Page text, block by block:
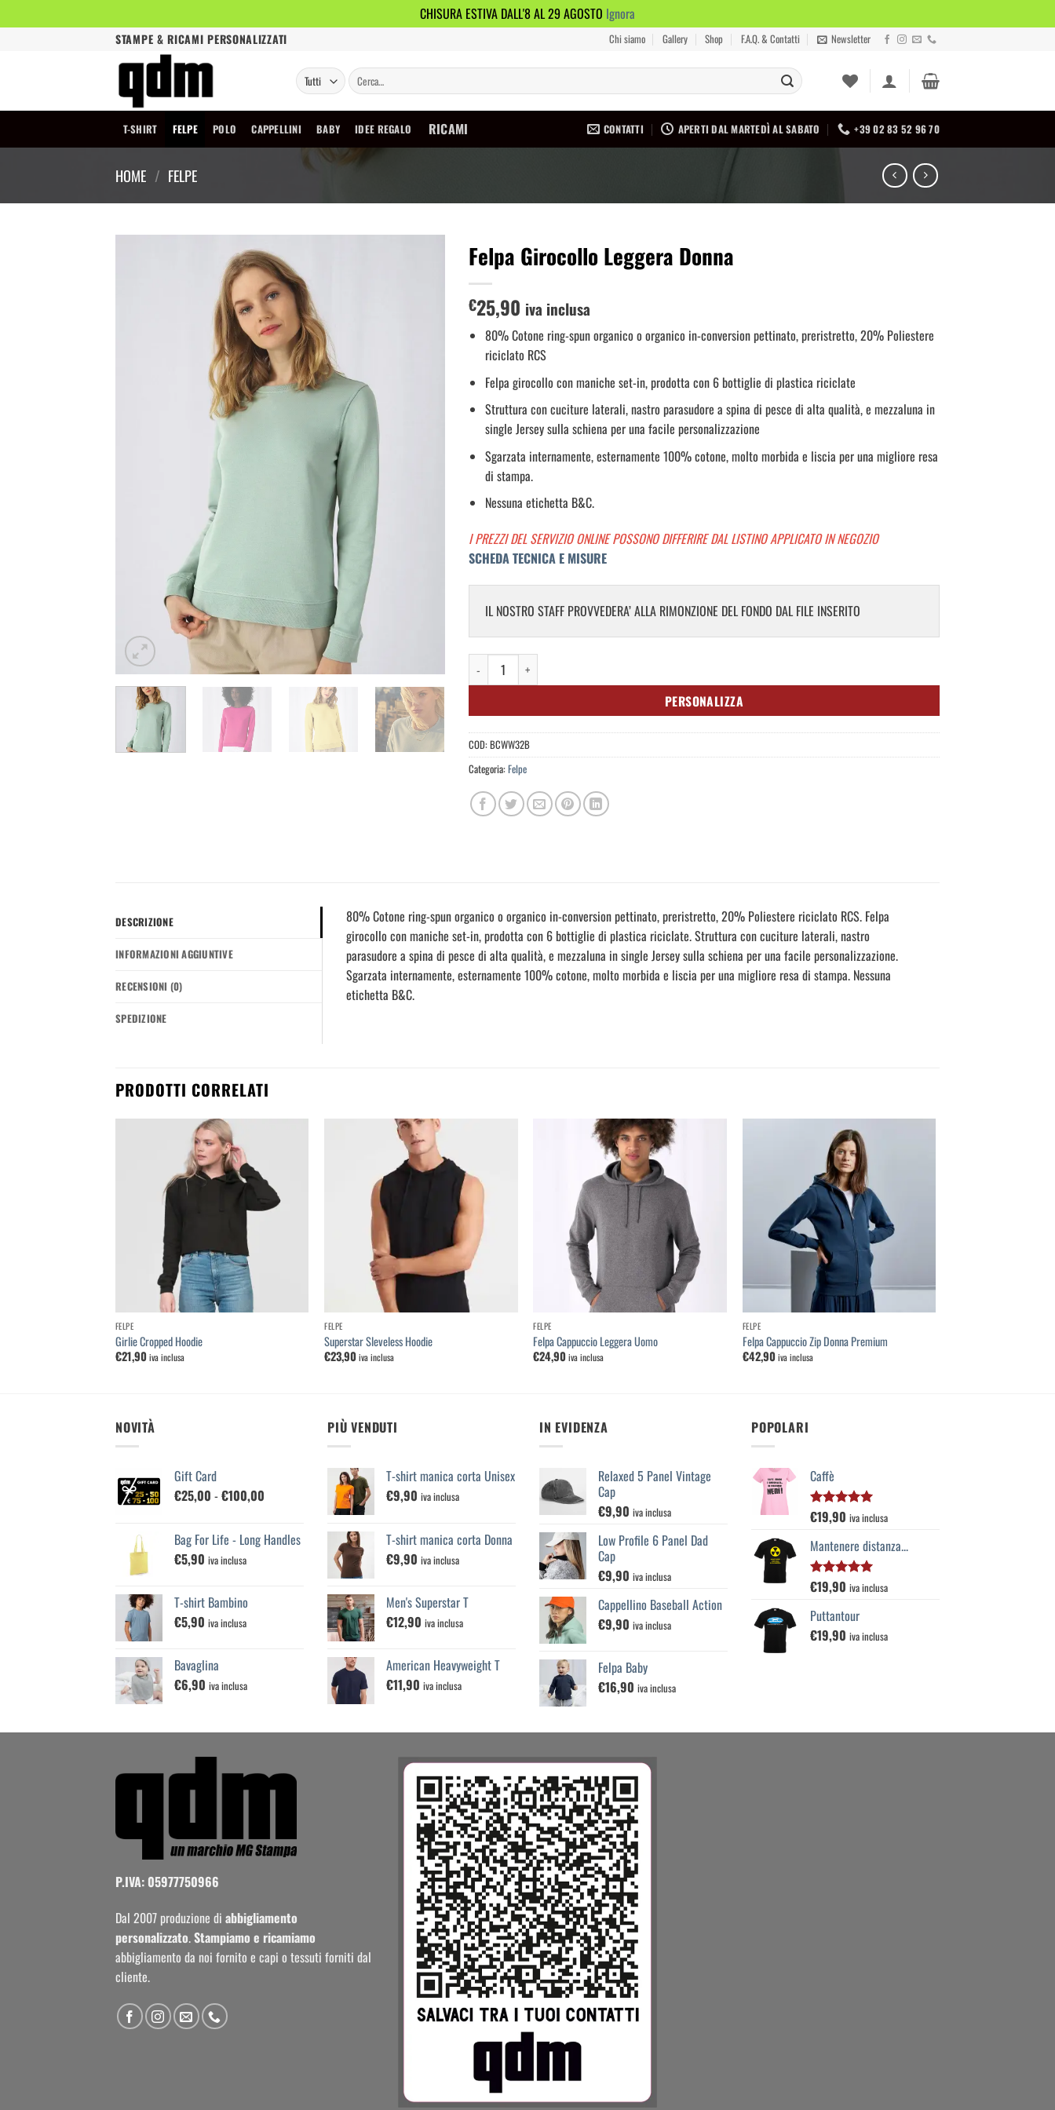
CHISURA ESTIVA DALL'8 AL 29 AGOSTO Ignora
STAMPE & RICAMI PERSONALIZZATI Chi siamo Gallery Shop F.A.Q. & Contatti Newsletter
Cerca:
T-SHIRT FELPE POLO CAPPELLINI BABY IDEE REGALO RICAMI CONTATTI APERTI DAL MARTEDÌ AL SABATO +39 02 83 52 96 70
HOME / FELPE
Felpa Girocollo Leggera Donna
€25,90 iva inclusa
80% Cotone ring-spun organico o organico in-conversion pettinato, preristretto, 20% Poliestere
riciclato RCS
Felpa girocollo con maniche set-in, prodotta con 6 bottiglie di plastica riciclate
Struttura con cuciture laterali, nastro parasudore a spina di pesce di alta qualità, e mezzaluna in
single Jersey sulla schiena per una facile personalizzazione
Sgarzata internamente, esternamente 100% cotone, molto morbida e liscia per una migliore resa
di stampa.
Nessuna etichetta B&C.
I PREZZI DEL SERVIZIO ONLINE POSSONO DIFFERIRE DAL LISTINO APPLICATO IN NEGOZIO
SCHEDA TECNICA E MISURE
IL NOSTRO STAFF PROVVEDERA’ ALLA RIMONZIONE DEL FONDO DAL FILE INSERITO
Felpa Girocollo Leggera Donna quantità
PERSONALIZZA
COD: BCWW32B
Categoria: Felpe
DESCRIZIONE
INFORMAZIONI AGGIUNTIVE
RECENSIONI (0)
SPEDIZIONE
80% Cotone ring-spun organico o organico in-conversion pettinato, preristretto, 20% Poliestere riciclato RCS. Felpa
girocollo con maniche set-in, prodotta con 6 bottiglie di plastica riciclate. Struttura con cuciture laterali, nastro
parasudore a spina di pesce di alta qualità, e mezzaluna in single Jersey sulla schiena per una facile personalizzazione.
Sgarzata internamente, esternamente 100% cotone, molto morbida e liscia per una migliore resa di stampa. Nessuna
etichetta B&C.
PRODOTTI CORRELATI
lista dei
desideri
FELPE
Girlie Cropped Hoodie
€21,90iva inclusa
lista dei
FELPE
Superstar Sleveless Hoodie
€23,90iva inclusa
desideri
FELPE
Felpa Cappuccio Leggera Uomo
€24,90iva inclusa
FELPE
Felpa Cappuccio Zip Donna Premium
€42,90 iva inclusa
NOVITÀ
Gift Card
€25,00 -€100,00
da
Bag For Life - Long Handles
€5,90 iva inclusa
T-shirt Bambino
€5,90 iva inclusa
Bavaglina
€6,90 iva inclusa
PIÙ VENDUTI
T-shirt manica corta Unisex
€9,90 iva inclusa
T-shirt manica corta Donna
€9,90 iva inclusa
Men's Superstar T
€12,90 iva inclusa
American Heavyweight T
€11,90 iva inclusa
IN EVIDENZA
Relaxed 5 Panel Vintage
Cap
€9,90 iva inclusa
Low Profile 6 Panel Dad
Cap
€9,90 iva inclusa
Cappellino Baseball Action
€9,90 iva inclusa
Felpa Baby
€16,90 iva inclusa
POPOLARI
Caffè
Valutato
5.00
€19,90 iva inclusa
Mantenere distanza...
Valutato
5.00
€19,90 iva inclusa
Puttantour
€19,90 iva inclusa
P.IVA: 05977750966
Dal 2007 produzione di abbigliamento
personalizzato.Stampiamo e ricamiamo
abbigliamento da noi fornito e capi o tessuti forniti dal
cliente.